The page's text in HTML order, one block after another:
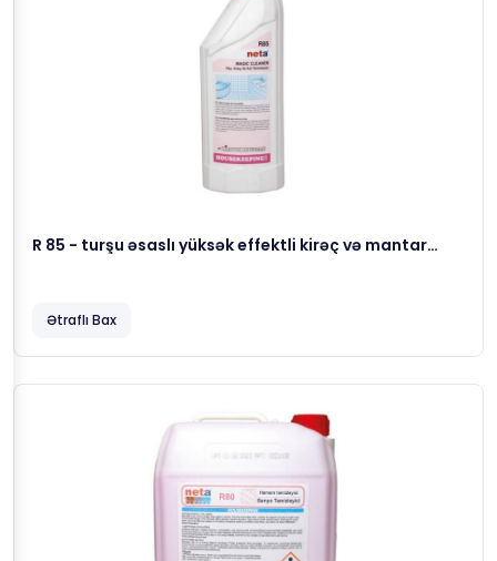
R 85 - turşu əsaslı yüksək effektli kirəç və mantar
Ətraflı Bax